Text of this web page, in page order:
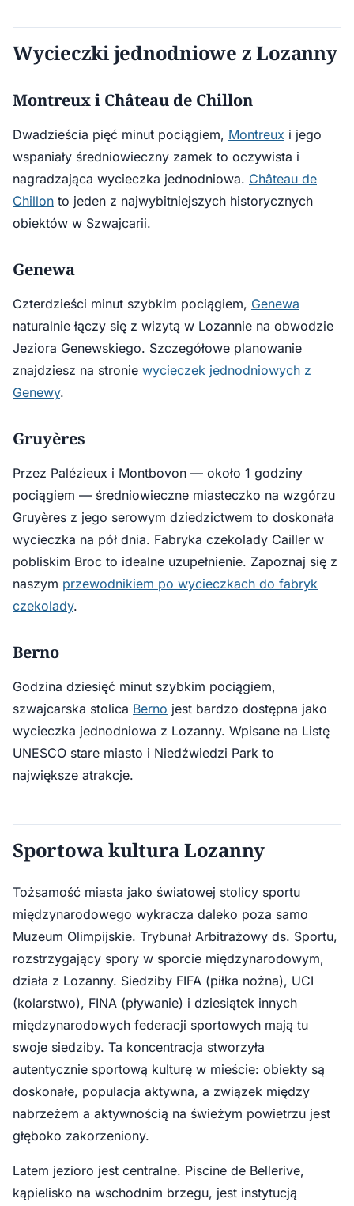
Wycieczki jednodniowe z Lozanny
Montreux i Château de Chillon
Dwadzieścia pięć minut pociągiem, Montreux i jego
wspaniały średniowieczny zamek to oczywista i
nagradzająca wycieczka jednodniowa. Château de
Chillon to jeden z najwybitniejszych historycznych
obiektów w Szwajcarii.
Genewa
Czterdzieści minut szybkim pociągiem, Genewa
naturalnie łączy się z wizytą w Lozannie na obwodzie
Jeziora Genewskiego. Szczegółowe planowanie
znajdziesz na stronie wycieczek jednodniowych z
Genewy.
Gruyères
Przez Palézieux i Montbovon — około 1 godziny
pociągiem — średniowieczne miasteczko na wzgórzu
Gruyères z jego serowym dziedzictwem to doskonała
wycieczka na pół dnia. Fabryka czekolady Cailler w
pobliskim Broc to idealne uzupełnienie. Zapoznaj się z
naszym przewodnikiem po wycieczkach do fabryk
czekolady.
Berno
Godzina dziesięć minut szybkim pociągiem,
szwajcarska stolica Berno jest bardzo dostępna jako
wycieczka jednodniowa z Lozanny. Wpisane na Listę
UNESCO stare miasto i Niedźwiedzi Park to
największe atrakcje.
Sportowa kultura Lozanny
Tożsamość miasta jako światowej stolicy sportu
międzynarodowego wykracza daleko poza samo
Muzeum Olimpijskie. Trybunał Arbitrażowy ds. Sportu,
rozstrzygający spory w sporcie międzynarodowym,
działa z Lozanny. Siedziby FIFA (piłka nożna), UCI
(kolarstwo), FINA (pływanie) i dziesiątek innych
międzynarodowych federacji sportowych mają tu
swoje siedziby. Ta koncentracja stworzyła
autentycznie sportową kulturę w mieście: obiekty są
doskonałe, populacja aktywna, a związek między
nabrzeżem a aktywnością na świeżym powietrzu jest
głęboko zakorzeniony.
Latem jezioro jest centralne. Piscine de Bellerive,
kąpielisko na wschodnim brzegu, jest instytucją